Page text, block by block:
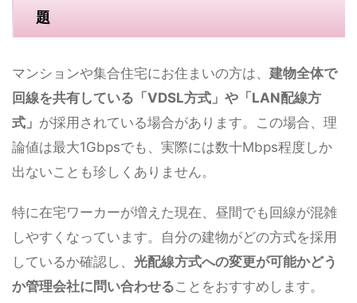
題
マンションや集合住宅にお住まいの方は、 建物全体で
回線を共有している「VDSL方式」や「LAN配線方
式」 が採用されている場合があります。この場合、理
論値は最大1Gbpsでも、実際には数十Mbps程度しか
出ないことも珍しくありません。
特に在宅ワーカーが増えた現在、昼間でも回線が混雑
しやすくなっています。自分の建物がどの方式を採用
しているか確認し、 光配線方式への変更が可能かどう
か管理会社に問い合わせることをおすすめします。